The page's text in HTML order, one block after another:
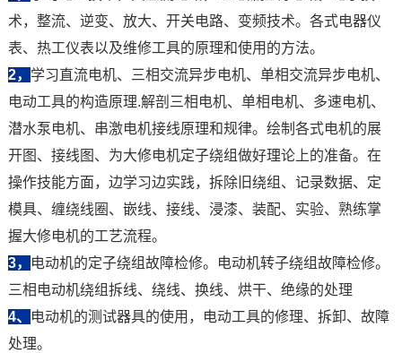
术，整流、逆变、放大、开关电路、变频技术。各式电器仪
表、热工仪表以及维修工具的原理和使用 的方法。
2， 学习直流电机、三相交流异步电机、单相交流异步电机、
电动工具的构造原理.解剖三相电机、单相电机、多速电机、
潜水泵电机、串激电机接线原理和规律。绘制各式电机的展
开图、接线图、为大修电机定子绕组做好理论上的准备。在
操作技能方面，边学习边实践，拆除旧绕组、记录数据、定
模具、缠绕线圈、嵌线、接线、浸漆、装配、实验、熟练掌
握大修电机的工艺流程。
3，
电动机的定子绕组故障检修。电动机转子绕组故障检修。
三相电动机绕组拆线、绕线、换线、烘干、绝缘的处理
4、
电动机的测试器具的使用，电动工具的修理、拆卸、故障
处理。